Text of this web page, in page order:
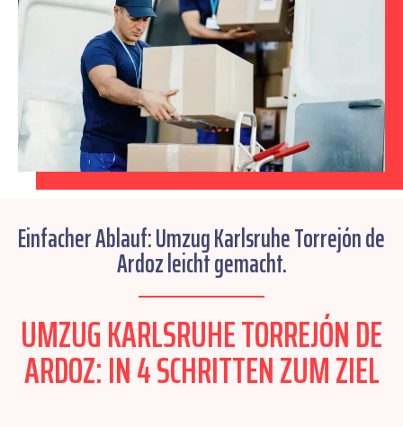
Einfacher Ablauf: Umzug Karlsruhe Torrejón de
Ardoz leicht gemacht.
UMZUG KARLSRUHE TORREJÓN DE
ARDOZ: IN 4 SCHRITTEN ZUM ZIEL